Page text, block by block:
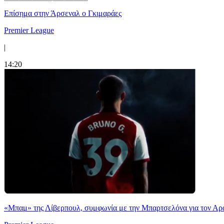
Επίσημα στην Άρσεναλ ο Γκιμαράες
Premier League
|
14:20
«Μπαμ» της Λίβερπουλ, συμφωνία με την Μπαρτσελόνα για τον